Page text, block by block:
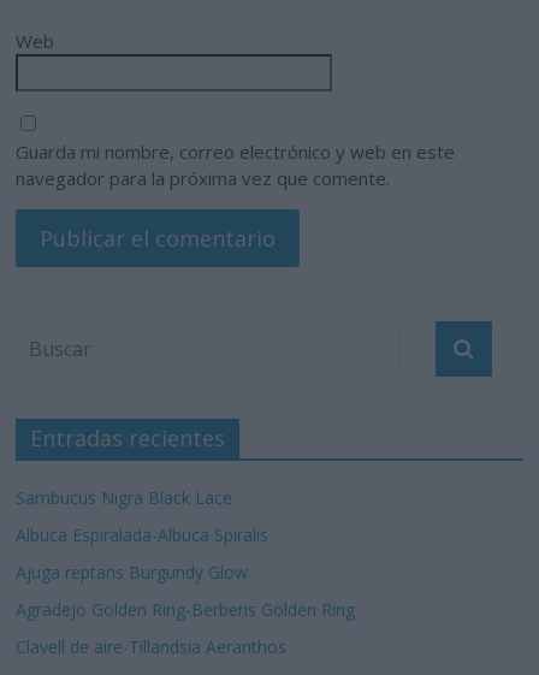
Web
Guarda mi nombre, correo electrónico y web en este
navegador para la próxima vez que comente.
Entradas recientes
Sambucus Nigra Black Lace
Albuca Espiralada-Albuca Spiralis
Ajuga reptans Burgundy Glow
Agradejo Golden Ring-Berberis Golden Ring
Clavell de aire-Tillandsia Aeranthos